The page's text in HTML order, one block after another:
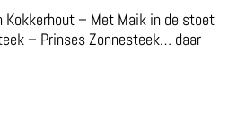
Kokkerhout – Met Maik in de stoet
– Prinses Zonnesteek… daar